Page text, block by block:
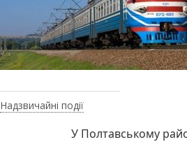
Надзвичайні події
У Полтавському